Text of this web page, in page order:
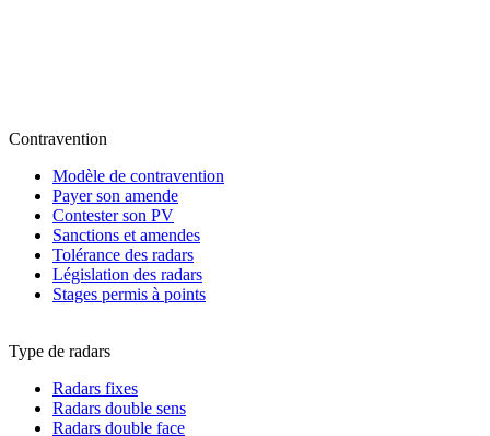
Contravention
Modèle de contravention
Payer son amende
Contester son PV
Sanctions et amendes
Tolérance des radars
Législation des radars
Stages permis à points
Type de radars
Radars fixes
Radars double sens
Radars double face